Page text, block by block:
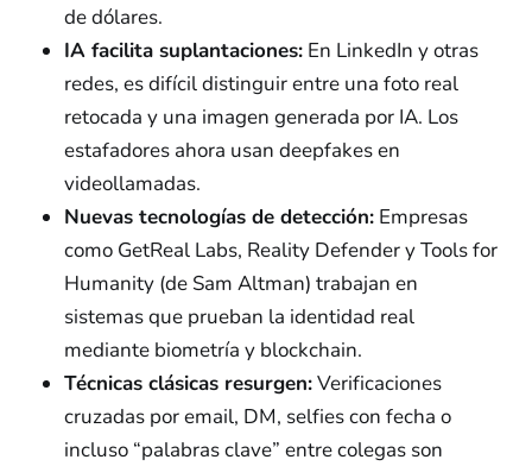
de dólares.
IA facilita suplantaciones:En LinkedIn y otras
redes, es difícil distinguir entre una foto real
retocada y una imagen generada por IA. Los
estafadores ahora usan deepfakes en
videollamadas.
Nuevas tecnologías de detección:Empresas
como GetReal Labs, Reality Defender y Tools for
Humanity (de Sam Altman) trabajan en
sistemas que prueban la identidad real
mediante biometría y blockchain.
Técnicas clásicas resurgen:Verificaciones
cruzadas por email, DM, selfies con fecha o
incluso “palabras clave” entre colegas son